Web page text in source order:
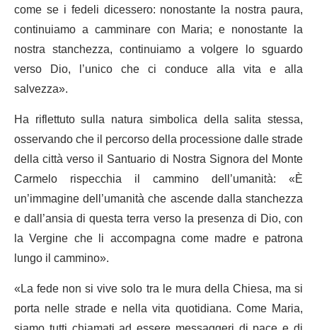
come se i fedeli dicessero: nonostante la nostra paura,
continuiamo a camminare con Maria; e nonostante la
nostra stanchezza, continuiamo a volgere lo sguardo
verso Dio, l’unico che ci conduce alla vita e alla
salvezza».
Ha riflettuto sulla natura simbolica della salita stessa,
osservando che il percorso della processione dalle strade
della città verso il Santuario di Nostra Signora del Monte
Carmelo rispecchia il cammino dell’umanità: «È
un’immagine dell’umanità che ascende dalla stanchezza
e dall’ansia di questa terra verso la presenza di Dio, con
la Vergine che li accompagna come madre e patrona
lungo il cammino».
«La fede non si vive solo tra le mura della Chiesa, ma si
porta nelle strade e nella vita quotidiana. Come Maria,